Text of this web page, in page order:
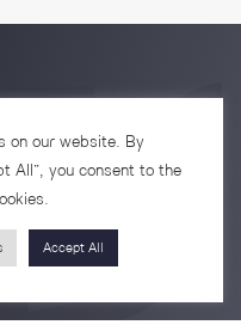
+66-2218-1185
on our website. By
All”, you consent to the
Accept All